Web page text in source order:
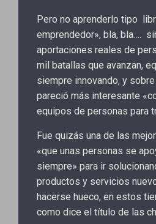
Pero no aprenderlo tipo
emprendedor», bla, bla….
aportaciones reales de
mil batallas que avanzan,
siempre innovando, y
pareció más interesante
equipos de personas para
Fue quizás una de las
«que unas personas se
siempre» para ir
productos y servicios
hacerse hueco, en estos
como dice el título de las